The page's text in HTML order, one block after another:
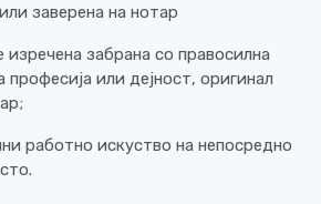
заверена на нотар
забрана со правосилна
или дејност, оригинал
работно искуство на непосредно